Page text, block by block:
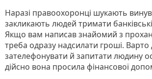
Наразі правоохоронці шукають
закликають людей тримати
Якщо вам написав знайомий з
треба одразу надсилати гроші. Варто
зателефонувати й запитати людину
дійсно вона просила фінансової